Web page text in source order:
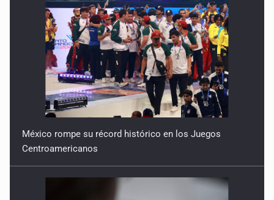
México rompe su récord histórico en los Juegos
Centroamericanos